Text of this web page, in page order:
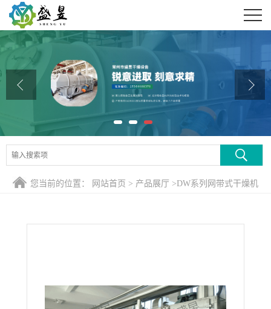
公司首页
公司介绍
公司动态
产品展厅
证书荣誉
联系方式
您当前的位置： 网站首页 > 产品展厅 >DW系列网带式干燥机